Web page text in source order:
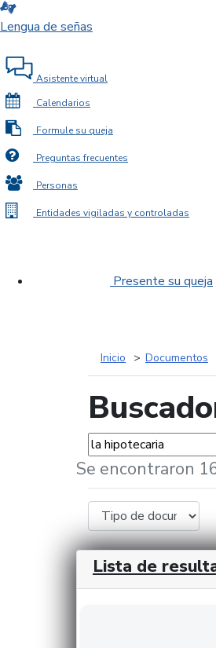
Lengua de señas
Asistente virtual
Calendarios
Formule su queja
Preguntas frecuentes
Personas
Entidades vigiladas y controladas
Presente su queja
Inicio Documentos
Palabras...
Se encontraron
Lista de